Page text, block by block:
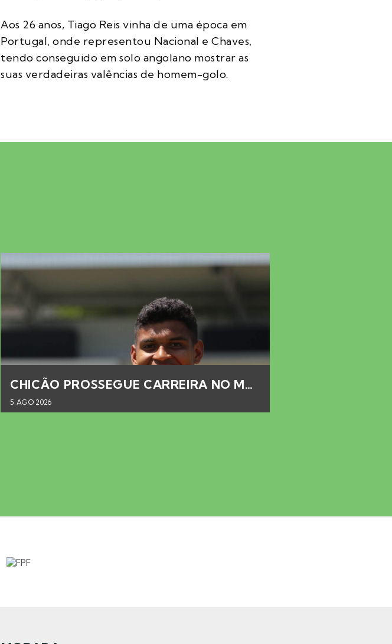
Aos 26 anos, Tiago Reis vinha de uma época em
Portugal, onde representou Nacional e Chaves,
tendo conseguido em solo angolano mostrar as
suas verdadeiras valências de homem-golo.
CHICÃO PROSSEGUE CARREIRA NO MARCO
5 AGO 2026